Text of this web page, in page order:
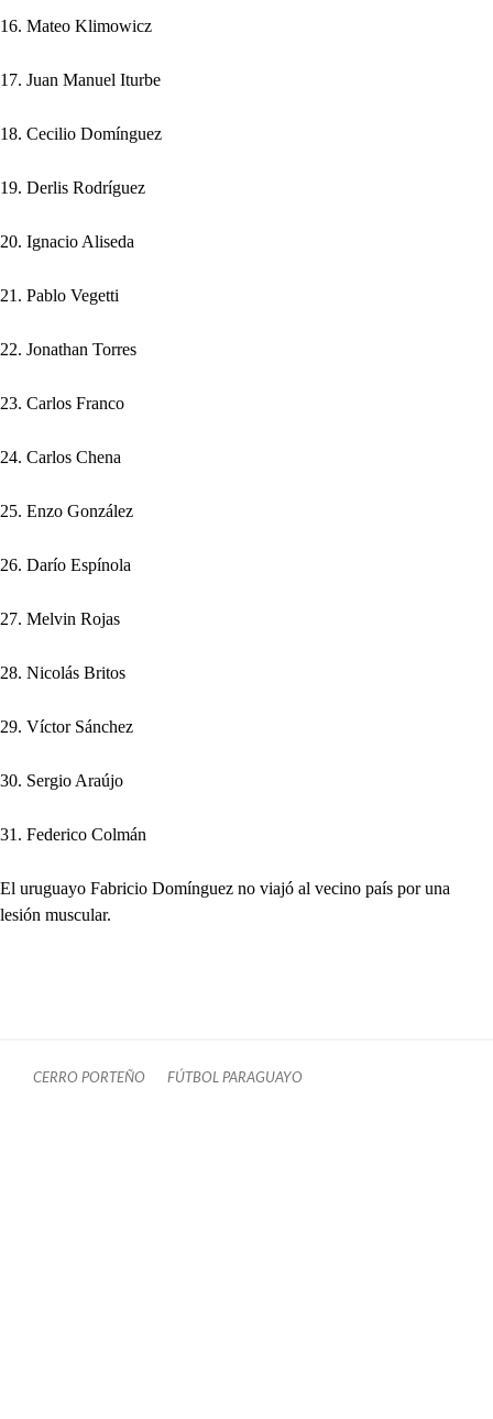
16. Mateo Klimowicz
17. Juan Manuel Iturbe
18. Cecilio Domínguez
19. Derlis Rodríguez
20. Ignacio Aliseda
21. Pablo Vegetti
22. Jonathan Torres
23. Carlos Franco
24. Carlos Chena
25. Enzo González
26. Darío Espínola
27. Melvin Rojas
28. Nicolás Britos
29. Víctor Sánchez
30. Sergio Araújo
31. Federico Colmán
El uruguayo Fabricio Domínguez no viajó al vecino país por una
lesión muscular.
CERRO PORTEÑO FÚTBOL PARAGUAYO